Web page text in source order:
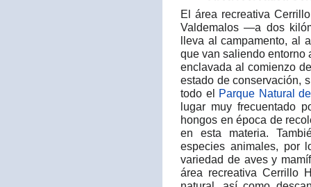
El área recreativa
Valdemalos —a dos
lleva al campamento, al
que van saliendo
enclavada al comienzo
estado de conservación,
todo el Parque Natural
lugar muy frecuentado
hongos en época de
en esta materia.
especies animales, por
variedad de aves y
área recreativa Cerrillo